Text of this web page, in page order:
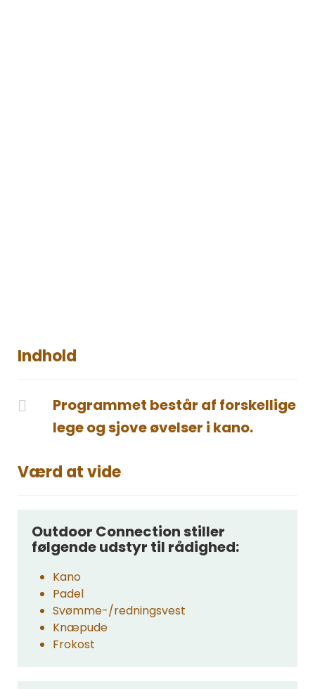
Indhold
Programmet består af forskellige
lege og sjove øvelser i kano.
Værd at vide
Outdoor Connection stiller
følgende udstyr til rådighed:
Kano
Padel
Svømme-/redningsvest
Knæpude
Frokost